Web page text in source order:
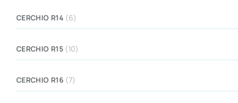
CERCHIO R14 (6)
CERCHIO R15 (10)
CERCHIO R16 (7)